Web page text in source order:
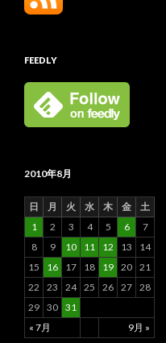
FEEDLY
2010年8月
日 月 火 水 木 金 土
« 7月 9月 »
1 2 3 4 5 6
7
8
9 10 11 12 13
14
15
16 17 18 19 20 21
22
23 24 25 26 27 28
29 30 31